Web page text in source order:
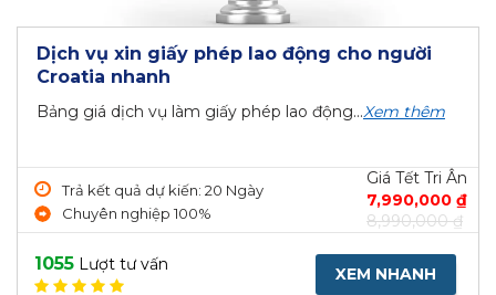
Dịch vụ xin giấy phép lao động cho người
Croatia nhanh
Bảng giá dịch vụ làm giấy phép lao động...Xem thêm
Trả kết quả dự kiến: 20 Ngày
Chuyên nghiệp 100%
Giá Tết Tri Ân
7,990,000 ₫
8,990,000 ₫
1055 Lượt tư vấn XEM NHANH